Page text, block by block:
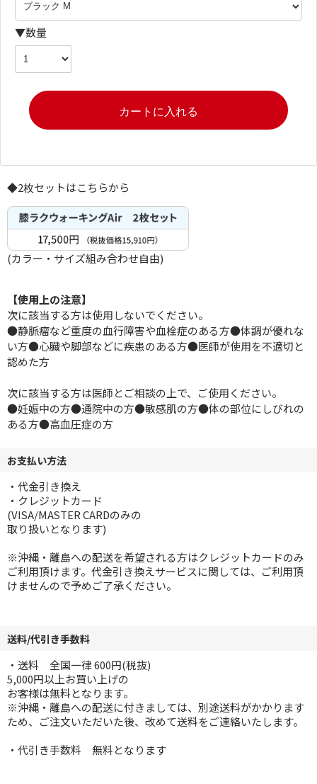
▼数量
◆2枚セットはこちらから
(カラー・サイズ組み合わせ自由)
【使用上の注意】
次に該当する方は使用しないでください。
●静脈瘤など重度の血行障害や血栓症のある方●体調が優れな
い方●心臓や脚部などに疾患のある方●医師が使用を不適切と
認めた方
次に該当する方は医師とご相談の上で、ご使用ください。
●妊娠中の方●通院中の方●敏感肌の方●体の部位にしびれの
ある方●高血圧症の方
お支払い方法
・代金引き換え
・クレジットカード
(VISA/MASTER CARDのみの
取り扱いとなります)
※沖縄・離島への配送を希望される方はクレジットカードのみ
ご利用頂けます。代金引き換えサービスに関しては、ご利用頂
けませんので予めご了承ください。
送料/代引き手数料
・送料 全国一律 600円(税抜)
5,000円以上お買い上げの
お客様は無料となります。
※沖縄・離島への配送に付きましては、別途送料がかかります
ため、ご注文いただいた後、改めて送料をご連絡いたします。
・代引き手数料 無料となります